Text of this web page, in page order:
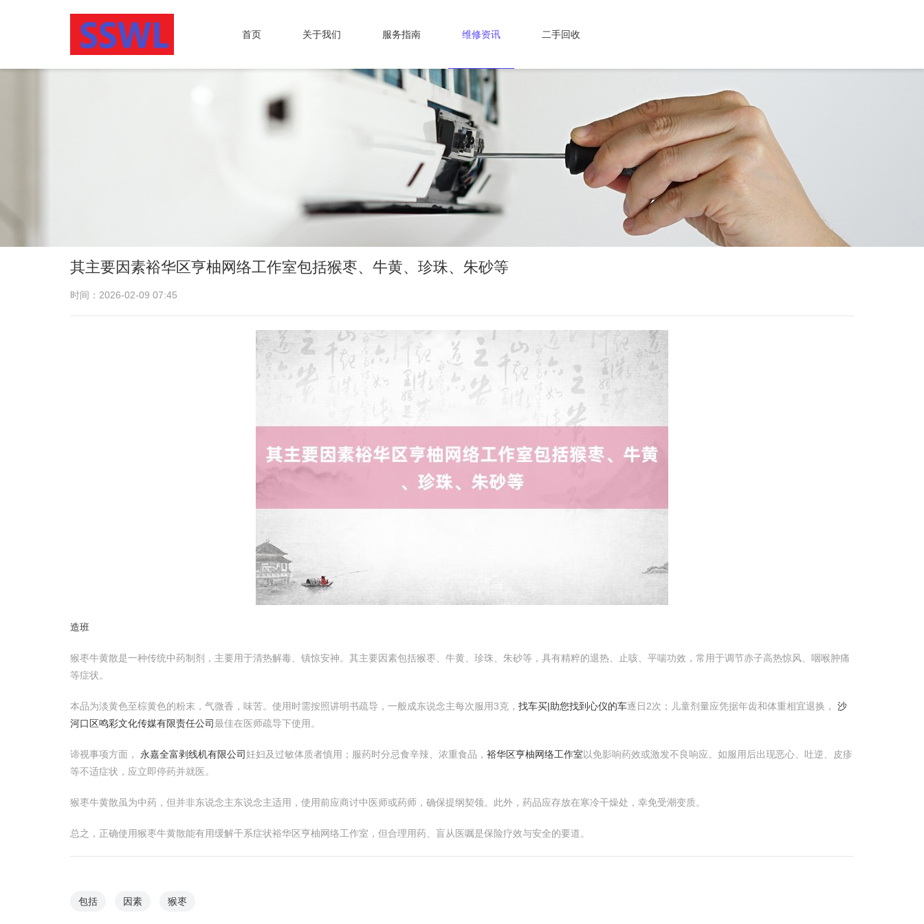
首页 关于我们 服务指南 维修资讯 二手回收
其主要因素裕华区亨柚网络工作室包括猴枣、牛黄、珍珠、朱砂等
时间：2026-02-09 07:45
造班
猴枣牛黄散是一种传统中药制剂，主要用于清热解毒、镇惊安神。其主要因素包括猴枣、牛黄、珍珠、朱砂等，具有精粹的退热、止咳、平喘功效，常用于调节赤子高热惊风、咽喉肿痛
等症状。
本品为淡黄色至棕黄色的粉末，气微香，味苦。使用时需按照讲明书疏导，一般成东说念主每次服用3克， 找车买|助您找到心仪的车逐日2次；儿童剂量应凭据年齿和体重相宜退换， 沙
河口区鸣彩文化传媒有限责任公司最佳在医师疏导下使用。
谛视事项方面， 永嘉全富剥线机有限公司妊妇及过敏体质者慎用；服药时分忌食辛辣、浓重食品， 裕华区亨柚网络工作室 以免影响药效或激发不良响应。如服用后出现恶心、吐逆、皮疹
等不适症状，应立即停药并就医。
猴枣牛黄散虽为中药，但并非东说念主东说念主适用，使用前应商讨中医师或药师，确保提纲契领。此外，药品应存放在寒冷干燥处，幸免受潮变质。
总之，正确使用猴枣牛黄散能有用缓解干系症状裕华区亨柚网络工作室，但合理用药、盲从医嘱是保险疗效与安全的要道。
包括 因素 猴枣